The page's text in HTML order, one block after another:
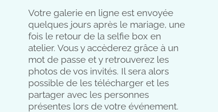
Votre galerie en ligne est envoyée
quelques jours après le mariage, une
fois le retour de la selfie box en
atelier. Vous y accèderez grâce à un
mot de passe et y retrouverez les
photos de vos invités. Il sera alors
possible de les télécharger et les
partager avec les personnes
présentes lors de votre événement.